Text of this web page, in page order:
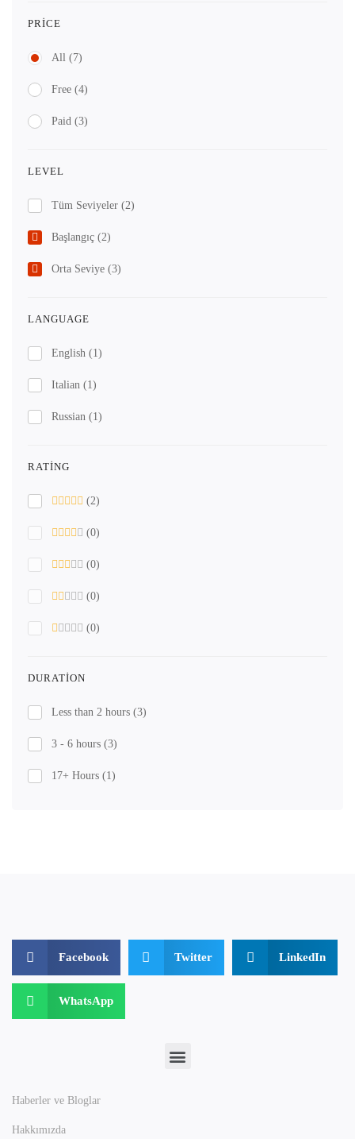
PRICE
All (7)
Free (4)
Paid (3)
LEVEL
Tüm Seviyeler (2)
Başlangıç (2)
Orta Seviye (3)
LANGUAGE
English (1)
Italian (1)
Russian (1)
RATING
(2)
(0)
(0)
(0)
(0)
DURATION
Less than 2 hours (3)
3 - 6 hours (3)
17+ Hours (1)
Facebook Twitter LinkedIn
WhatsApp
Haberler ve Bloglar
Hakkımızda